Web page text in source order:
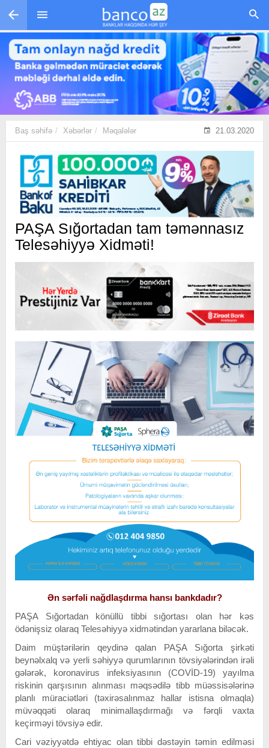
Skip to main content
Baş səhifə Xəbərlər Məqalələr 21.03.2020
PAŞA Sığortadan tam təmənnasız
Telesəhiyyə Xidməti!
Ən sərfəli nağdlaşdırma hansı bankdadır?
PAŞA Sığortadan könüllü tibbi sığortası olan hər kəs
ödənişsiz olaraq Telesəhiyyə xidmətindən yararlana biləcək.
Daim müştərilərin qeydinə qalan PAŞA Sığorta şirkəti
beynəlxalq və yerli səhiyyə qurumlarının tövsiyələrindən irəli
gələrək, koronavirus infeksiyasının (COVİD-19) yayılma
riskinin qarşısının alınması məqsədilə tibb müəssisələrinə
planlı müraciətləri (təxirəsalınmaz hallar istisna olmaqla)
müvəqqəti olaraq minimallaşdırmağı və fərqli vaxta
keçirməyi tövsiyə edir.
Cari vəziyyətdə ehtiyac olan tibbi dəstəyin təmin edilməsi